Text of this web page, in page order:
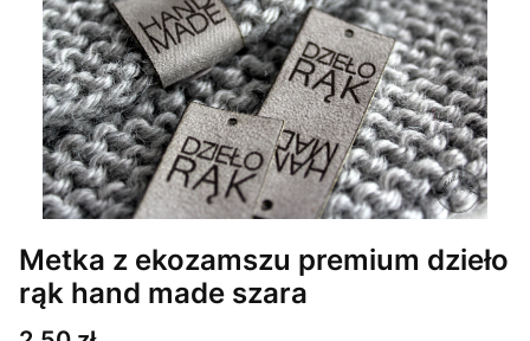
Metka z ekozamszu premium dzieło
rąk hand made szara